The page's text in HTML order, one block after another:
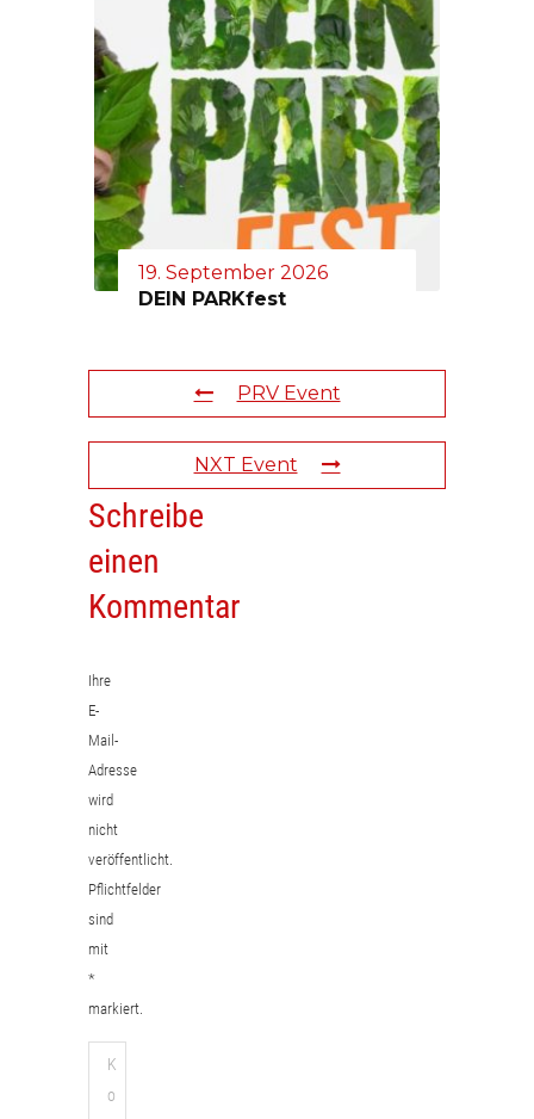
19. September 2026
DEIN PARKfest
PRV Event
NXT Event
Schreibe
einen
Kommentar
Ihre
E-
Mail-
Adresse
wird
nicht
veröffentlicht.
Pflichtfelder
sind
mit
*
markiert.
Kommentar